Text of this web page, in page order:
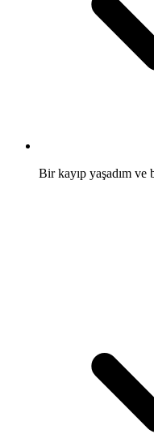
Bir kayıp yaşadım